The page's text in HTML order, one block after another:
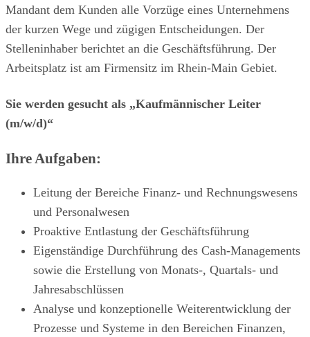
Mandant dem Kunden alle Vorzüge eines Unternehmens
der kurzen Wege und zügigen Entscheidungen. Der
Stelleninhaber berichtet an die Geschäftsführung. Der
Arbeitsplatz ist am Firmensitz im Rhein-Main Gebiet.
Sie werden gesucht als „Kaufmännischer Leiter
(m/w/d)“
Ihre Aufgaben:
Leitung der Bereiche Finanz- und Rechnungswesens
und Personalwesen
Proaktive Entlastung der Geschäftsführung
Eigenständige Durchführung des Cash-Managements
sowie die Erstellung von Monats-, Quartals- und
Jahresabschlüssen
Analyse und konzeptionelle Weiterentwicklung der
Prozesse und Systeme in den Bereichen Finanzen,